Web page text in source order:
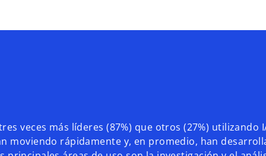
veces más líderes (87%) que otros (27%) utilizando
moviendo rápidamente y, en promedio, han